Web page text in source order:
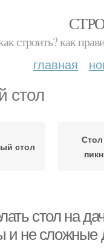
строить? как
главная
стол
стол
стол на
и не сложные